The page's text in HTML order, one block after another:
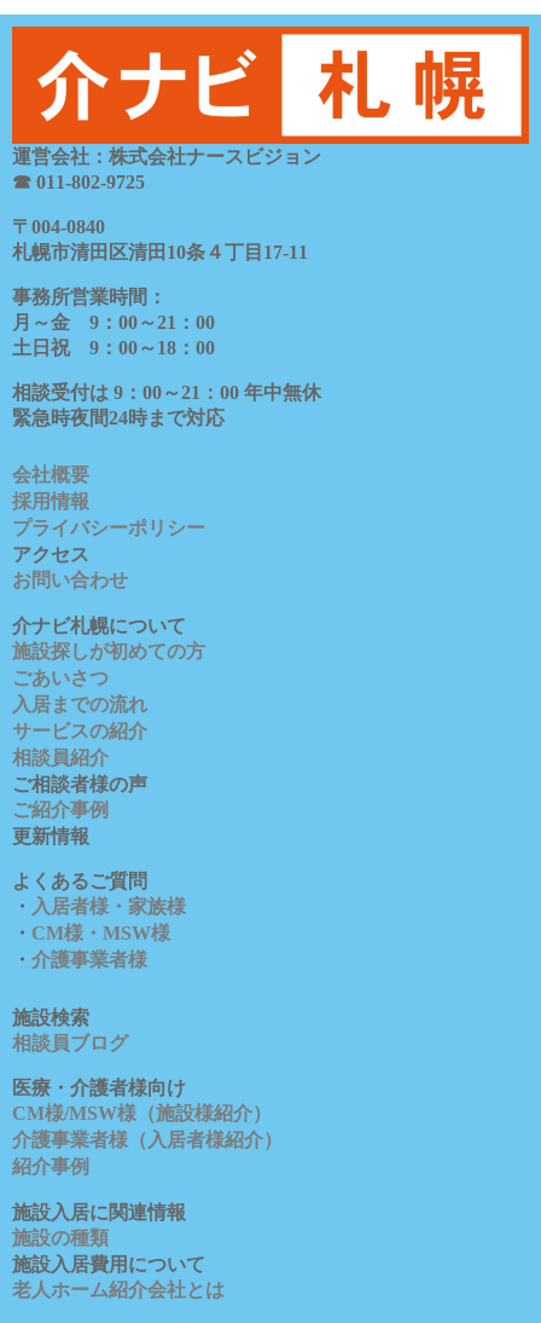
運営会社：株式会社ナースビジョン
☎ 011-802-9725
〒 004-0840
札幌市清田区清田 10条４丁目 17-11
事務所営業時間：
月～金 9 ： 00～21 ： 00
土日祝 9 ： 00～18 ： 00
相談受付は 9 ： 00～21 ： 00 年中無休
緊急時夜間24時まで対応
会社概要
採用情報
プライバシーポリシー
アクセス
お問い合わせ
介ナビ札幌について
施設探しが初めての方
ごあいさつ
入居までの流れ
サービスの紹介
相談員紹介
ご相談者様の声
ご紹介事例
更新情報
よくあるご質問
・ 入居者様・家族様
・ CM様・MSW様
・ 介護事業者様
施設検索
相談員ブログ
医療・介護者様向け
CM様/MSW様（施設様紹介）
介護事業者様（入居者様紹介）
紹介事例
施設入居に関連情報
施設の種類
施設入居費用について
老人ホーム紹介会社とは